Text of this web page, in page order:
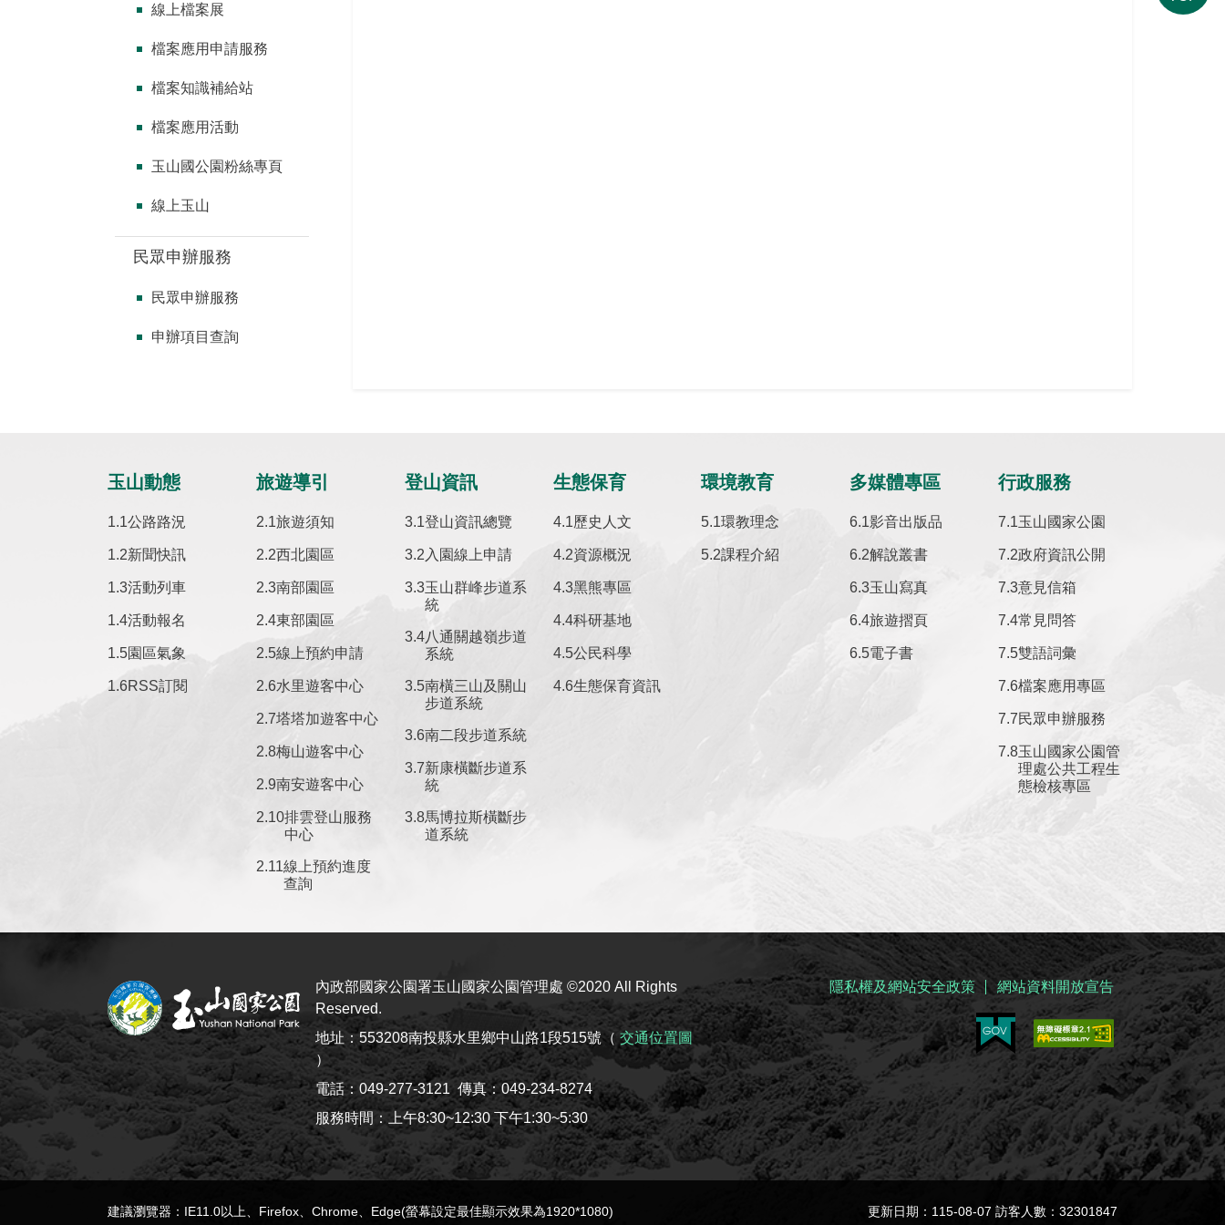
線上檔案展
檔案應用申請服務
檔案知識補給站
檔案應用活動
玉山國公園粉絲專頁
線上玉山
民眾申辦服務
民眾申辦服務
申辦項目查詢
玉山動態
公路路況
新聞快訊
活動列車
活動報名
園區氣象
RSS訂閱
旅遊導引
旅遊須知
西北園區
南部園區
東部園區
線上預約申請
水里遊客中心
塔塔加遊客中心
梅山遊客中心
南安遊客中心
排雲登山服務
中心
線上預約進度
查詢
登山資訊
登山資訊總覽
入園線上申請
玉山群峰步道系
統
八通關越嶺步道
系統
南橫三山及關山
步道系統
南二段步道系統
新康橫斷步道系
統
馬博拉斯橫斷步
道系統
生態保育
歷史人文
資源概況
黑熊專區
科研基地
公民科學
生態保育資訊
環境教育
環教理念
課程介紹
多媒體專區
影音出版品
解說叢書
玉山寫真
旅遊摺頁
電子書
行政服務
玉山國家公園
政府資訊公開
意見信箱
常見問答
雙語詞彙
檔案應用專區
民眾申辦服務
玉山國家公園管
理處公共工程生
態檢核專區
內政部國家公園署玉山國家公園管理處 ©2020 All Rights
Reserved.
地址：553208南投縣水里鄉中山路1段515號（ 交通位置圖
）
電話：049-277-3121 傳真：049-234-8274
服務時間：上午8:30~12:30 下午1:30~5:30
隱私權及網站安全政策 網站資料開放宣告
建議瀏覽器：IE11.0以上、Firefox、Chrome、Edge(螢幕設定最佳顯示效果為1920*1080) 更新日期：115-08-07 訪客人數：32301847